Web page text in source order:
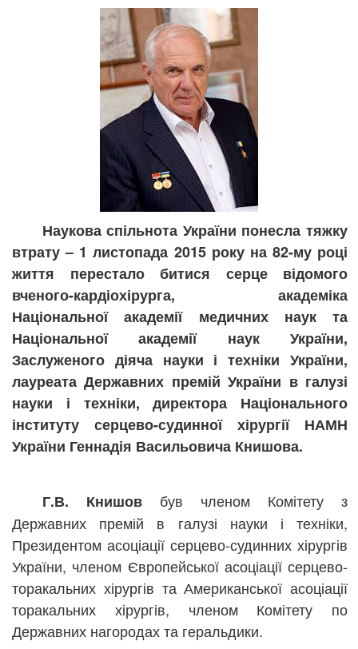
Наукова спільнота України понесла тяжку
втрату – 1 листопада 2015 року на 82-му році
життя перестало битися серце відомого
вченого-кардіохірурга, академіка
Національної академії медичних наук та
Національної академії наук України,
Заслуженого діяча науки і техніки України,
лауреата Державних премій України в галузі
науки і техніки, директора Національного
інституту серцево-судинної хірургії НАМН
України Геннадія Васильовича Книшова.
Г.В. Книшовбув членом Комітету з
Державних премій в галузі науки і техніки,
Президентом асоціації серцево-судинних хірургів
України, членом Європейської асоціації серцево-
торакальних хірургів та Американської асоціації
торакальних хірургів, членом Комітету по
Державних нагородах та геральдики.